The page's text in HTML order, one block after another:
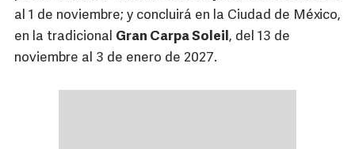
al 1 de noviembre; y concluirá en la Ciudad de México,
en la tradicional Gran Carpa Soleil, del 13 de
noviembre al 3 de enero de 2027.